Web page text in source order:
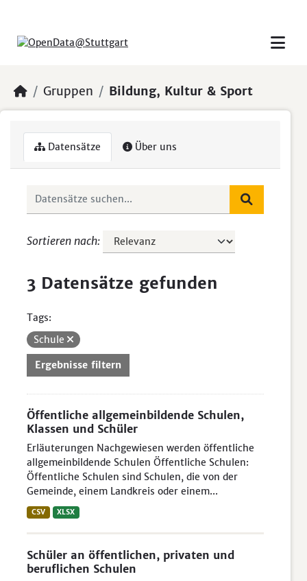
Gruppen Bildung, Kultur & Sport
Datensätze Über uns
Sortieren nach
3 Datensätze gefunden
Tags:
Schule
Ergebnisse filtern
Öffentliche allgemeinbildende Schulen,
Klassen und Schüler
Erläuterungen Nachgewiesen werden öffentliche
allgemeinbildende Schulen Öffentliche Schulen:
Öffentliche Schulen sind Schulen, die von der
Gemeinde, einem Landkreis oder einem...
CSV XLSX
Schüler an öffentlichen, privaten und
beruflichen Schulen